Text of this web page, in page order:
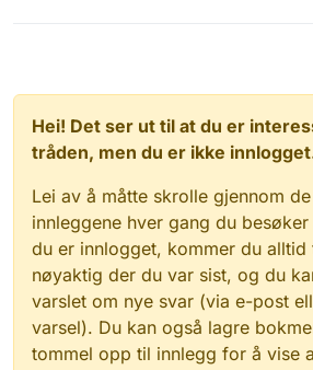
}
"websites":
]
"regDate":
}
]
}
Hei! Det ser ut til at du er
tråden, men du er ikke
Lei av å måtte skrolle gjennom
innleggene hver gang du besøker
du er innlogget, kommer du alltid
nøyaktig der du var sist, og du
varslet om nye svar (via e-post
varsel). Du kan også lagre
tommel opp til innlegg for å vise